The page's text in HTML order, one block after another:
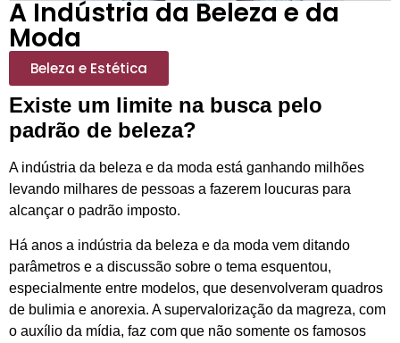
A Indústria da Beleza e da
Moda
Beleza e Estética
Existe um limite na busca pelo
padrão de beleza?
A indústria da beleza e da moda está ganhando milhões
levando milhares de pessoas a fazerem loucuras para
alcançar o padrão imposto.
Há anos a indústria da beleza e da moda vem ditando
parâmetros e a discussão sobre o tema esquentou,
especialmente entre modelos, que desenvolveram quadros
de bulimia e anorexia. A supervalorização da magreza, com
o auxílio da mídia, faz com que não somente os famosos